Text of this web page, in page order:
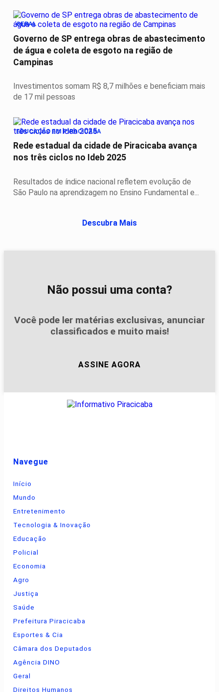
GERAL
Governo de SP entrega obras de abastecimento
de água e coleta de esgoto na região de
Campinas
Investimentos somam R$ 8,7 milhões e beneficiam mais
de 17 mil pessoas
EDUCAÇÃO EM PIRACICABA
Rede estadual da cidade de Piracicaba avança
nos três ciclos no Ideb 2025
Resultados de índice nacional refletem evolução de
São Paulo na aprendizagem no Ensino Fundamental e...
Descubra Mais
Não possui uma conta?
Você pode ler matérias exclusivas, anunciar
classificados e muito mais!
ASSINE AGORA
Navegue
Início
Mundo
Entretenimento
Tecnologia & Inovação
Educação
Policial
Economia
Agro
Justiça
Saúde
Prefeitura Piracicaba
Esportes & Cia
Câmara dos Deputados
Agência DINO
Geral
Direitos Humanos